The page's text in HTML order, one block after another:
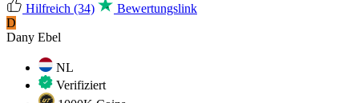
Hilfreich (34)
Bewertungslink
D
Dany Ebel
NL
Verifiziert